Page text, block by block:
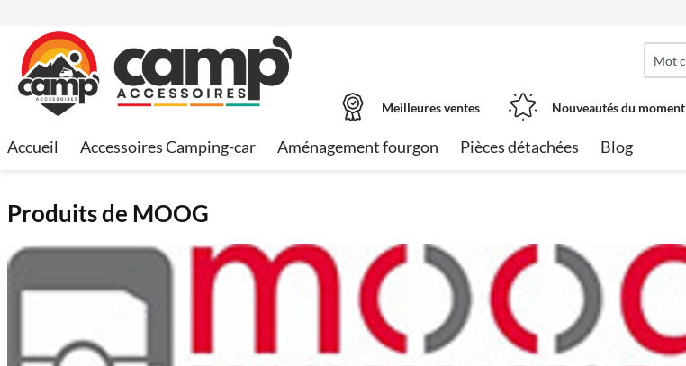
Meilleures ventes Nouveautés du moment
Accueil Accessoires Camping-car Aménagement fourgon Pièces détachées Blog
Produits de MOOG